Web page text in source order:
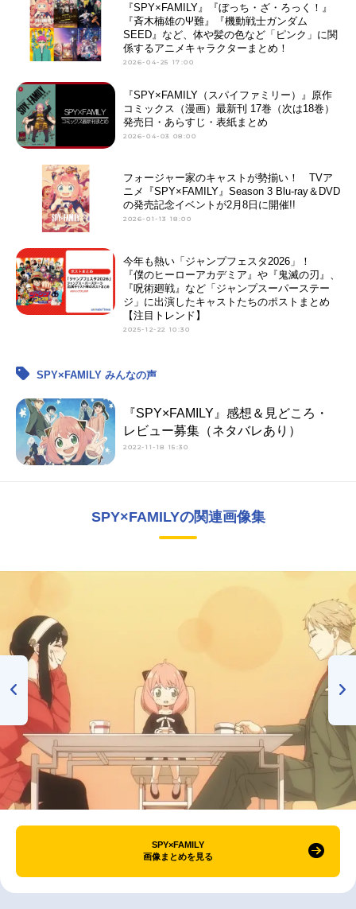
『SPY×FAMILY』『ぼっち・ざ・ろっく！』
『斉木楠雄のΨ難』『機動戦士ガンダム
SEED』など、体や髪の色など「ピンク」に関
係するアニメキャラクターまとめ！
2026-04-25 17:00
『SPY×FAMILY（スパイファミリー）』原作
コミックス（漫画）最新刊 17巻（次は18巻）
発売日・あらすじ・表紙まとめ
2026-04-03 08:00
フォージャー家のキャストが勢揃い！ TVア
ニメ『SPY×FAMILY』Season 3 Blu-ray＆DVD
の発売記念イベントが2月8日に開催!!
2026-01-13 18:00
今年も熱い「ジャンプフェスタ2026」！
『僕のヒーローアカデミア』や『鬼滅の刃』、
『呪術廻戦』など「ジャンプスーパーステー
ジ」に出演したキャストたちのポストまとめ
【注目トレンド】
2025-12-22 10:30
SPY×FAMILY みんなの声
『SPY×FAMILY』感想＆見どころ・
レビュー募集（ネタバレあり）
2022-11-18 15:30
SPY×FAMILYの関連画像集
SPY×FAMILY
画像まとめを見る